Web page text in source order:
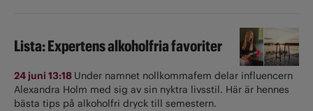
Lista: Expertens alkoholfria favoriter
24 juni 13:18 Under namnet nollkommafem delar influencern
Alexandra Holm med sig av sin nyktra livsstil. Här är hennes
bästa tips på alkoholfri dryck till semestern.